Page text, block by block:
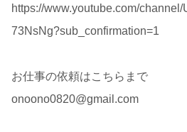
https://www.youtube.com/
73NsNg?sub_confirmation=1
お仕事の依頼はこちらまで
onoono0820@gmail.com